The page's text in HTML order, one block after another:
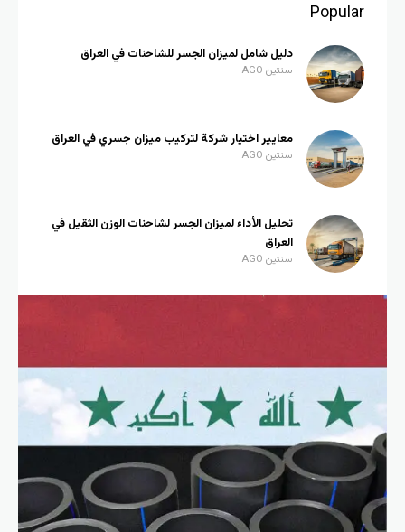
Popular
دليل شامل لميزان الجسر للشاحنات في العراق
سنتين AGO
معايير اختيار شركة لتركيب ميزان جسري في العراق
سنتين AGO
تحليل الأداء لميزان الجسر لشاحنات الوزن الثقيل في
العراق
سنتين AGO